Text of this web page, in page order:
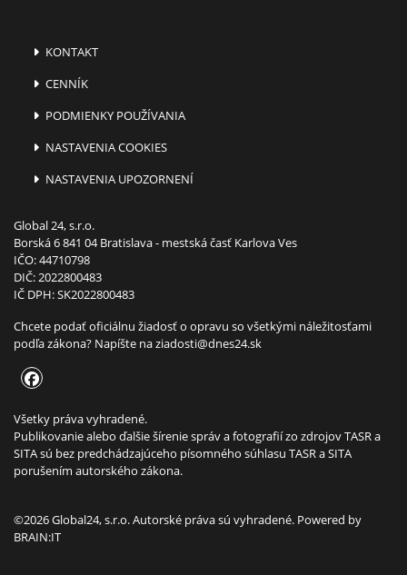
KONTAKT
CENNÍK
PODMIENKY POUŽÍVANIA
NASTAVENIA COOKIES
NASTAVENIA UPOZORNENÍ
Global 24, s.r.o.
Borská 6 841 04 Bratislava - mestská časť Karlova Ves
IČO: 44710798
DIČ: 2022800483
IČ DPH: SK2022800483
Chcete podať oficiálnu žiadosť o opravu so všetkými náležitosťami
podľa zákona? Napíšte naziadosti@dnes24.sk
Všetky práva vyhradené.
Publikovanie alebo ďalšie šírenie správ a fotografií zo zdrojov TASR a
SITA sú bez predchádzajúceho písomného súhlasu TASR a SITA
porušením autorského zákona.
©2026 Global24, s.r.o. Autorské práva sú vyhradené. Powered by
BRAIN:IT